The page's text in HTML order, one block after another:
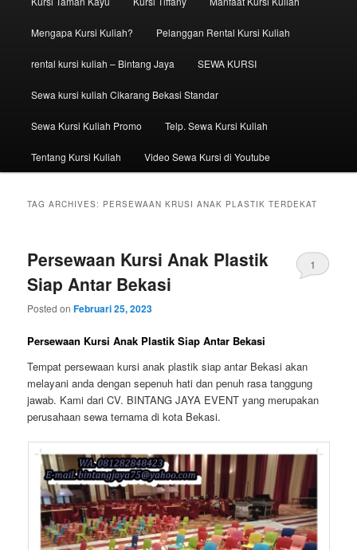
Mengapa Kursi Kuliah? Pelanggan Rental Kursi Kuliah
rental kursi kuliah – Bintang Jaya SEWA KURSI
Sewa kursi kuliah Cikarang Bekasi Standar
Sewa Kursi Kuliah Promo Telp. Sewa Kursi Kuliah
Tentang Kursi Kuliah Video Sewa Kursi di Youtube
TAG ARCHIVES: PERSEWAAN KRUSI ANAK PLASTIK TERDEKAT
Persewaan Kursi Anak Plastik
Siap Antar Bekasi
Posted onFebruari 25, 2023
1
Persewaan Kursi Anak Plastik Siap Antar Bekasi
Tempat persewaan kursi anak plastik siap antar Bekasi akan
melayani anda dengan sepenuh hati dan penuh rasa tanggung
jawab. Kami dari CV. BINTANG JAYA EVENT yang merupakan
perusahaan sewa ternama di kota Bekasi.